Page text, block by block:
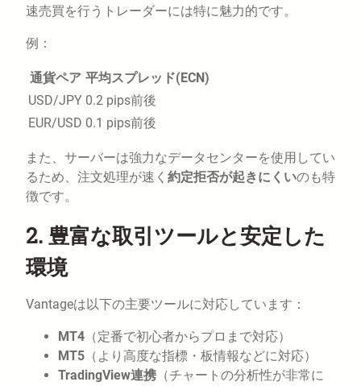
速売買を行うトレーダーには特に魅力的です。
例：
通貨ペア 平均スプレッド(ECN)
USD/JPY 0.2 pips前後
EUR/USD 0.1 pips前後
また、サーバーは強力なデータセンターを使用してい
るため、注文処理が速く 約定拒否が起きにくいのも特
徴です。
2. 豊富な取引ツールと安定した
環境
Vantageは以下の主要ツールに対応しています：
MT4 （定番で初心者からプロまで対応）
MT5 （より高度な指標・板情報などに対応）
TradingView連携 （チャートの分析性が非常に